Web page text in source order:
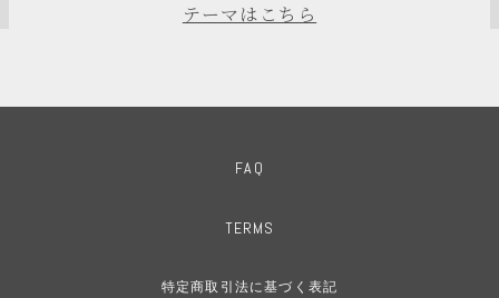
テーマはこちら
FAQ
TERMS
特定商取引法に基づく表記